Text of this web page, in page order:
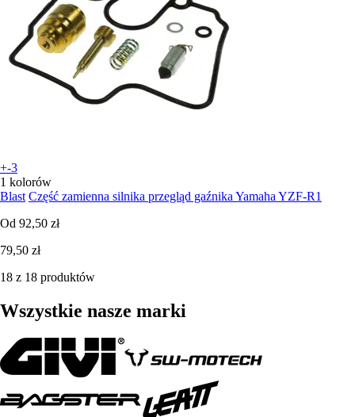
+-3
1 kolorów
Blast Część zamienna silnika przegląd gaźnika Yamaha YZF-R1
Od 92,50 zł
79,50 zł
18 z 18 produktów
Wszystkie nasze marki